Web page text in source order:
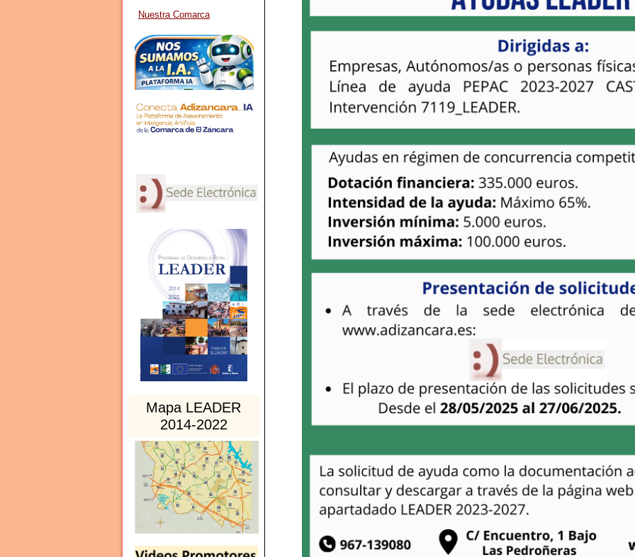
Nuestra Comarca
Mapa LEADER
2014-2022